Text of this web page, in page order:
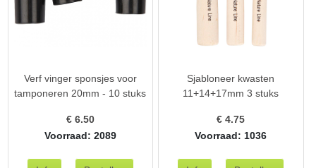
Verf vinger sponsjes voor
tamponeren 20mm - 10 stuks
€ 6.50
Voorraad: 2089
Sjabloneer kwasten
11+14+17mm 3 stuks
€4.75
Voorraad: 1036